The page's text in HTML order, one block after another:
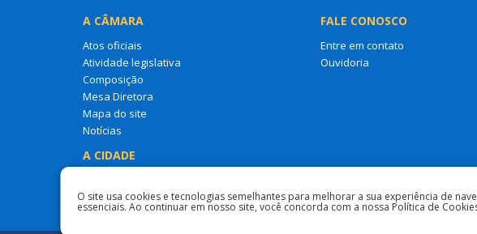
A CÂMARA
Atos oficiais
Atividade legislativa
Composição
Mesa Diretora
Mapa do site
Notícias
A CIDADE
Hino da cidade
Lei de criação
FALE CONOSCO
Entre em contato
Ouvidoria
O site usa cookies e tecnologias semelhantes para melhorar a sua experiência de
essenciais. Ao continuar em nosso site, você concorda com a nossa Política de